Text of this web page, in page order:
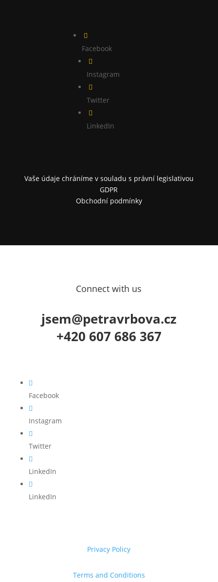

Facebook

Instagram

Twitter

LinkedIn
Vaše údaje chráníme v souladu s právní legislativou
GDPR
Obchodní podmínky
Connect with us
jsem@petravrbova.cz
+420 607 686 367

Facebook

Instagram

Twitter

LinkedIn

LinkedIn
Privacy Policy
Terms and Conditions